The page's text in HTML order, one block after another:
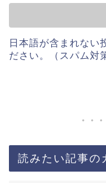
日本語が含まれない
ださい。（スパム対
読みたい記事の